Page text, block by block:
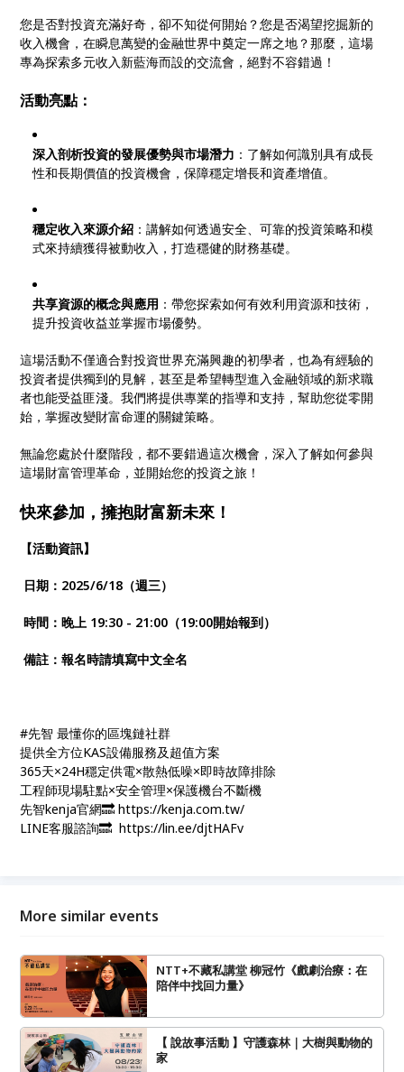
您是否對投資充滿好奇，卻不知從何開始？您是否渴望挖掘新的
收入機會，在瞬息萬變的金融世界中奠定一席之地？那麼，這場
專為探索多元收入新藍海而設的交流會，絕對不容錯過！
活動亮點：
深入剖析投資的發展優勢與市場潛力 ：了解如何識別具有成長
性和長期價值的投資機會，保障穩定增長和資產增值。
穩定收入來源介紹 ：講解如何透過安全、可靠的投資策略和模
式來持續獲得被動收入，打造穩健的財務基礎。
共享資源的概念與應用 ：帶您探索如何有效利用資源和技術，
提升投資收益並掌握市場優勢。
這場活動不僅適合對投資世界充滿興趣的初學者，也為有經驗的
投資者提供獨到的見解，甚至是希望轉型進入金融領域的新求職
者也能受益匪淺。我們將提供專業的指導和支持，幫助您從零開
始，掌握改變財富命運的關鍵策略。
無論您處於什麼階段，都不要錯過這次機會，深入了解如何參與
這場財富管理革命，並開始您的投資之旅！
快來參加，擁抱財富新未來！
【活動資訊】
日期：2025/6/18（週三）
時間：晚上 19:30 - 21:00（19:00開始報到）
備註：報名時請填寫中文全名
#先智 最懂你的區塊鏈社群
提供全方位KAS設備服務及超值方案
365天×24H穩定供電×散熱低噪×即時故障排除
工程師現場駐點×安全管理×保護機台不斷機
先智kenja官網🔜 https://kenja.com.tw/
LINE客服諮詢🔜 https://lin.ee/djtHAFv
More similar events
NTT+不藏私講堂 柳冠竹《戲劇治療：在
陪伴中找回力量》
【 說故事活動 】守護森林｜大樹與動物的
家